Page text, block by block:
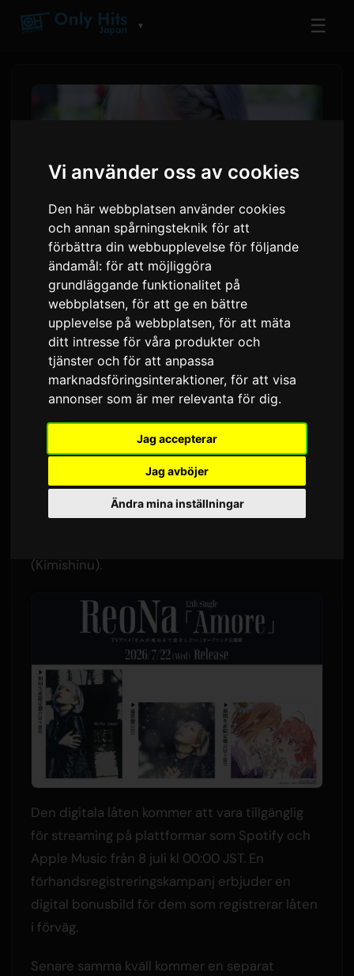
Vi använder oss av cookies
Den här webbplatsen använder cookies
och annan spårningsteknik för att
förbättra din webbupplevelse för följande
ändamål:för att möjliggöra
grundläggande funktionalitet på
webbplatsen,för att ge en bättre
upplevelse på webbplatsen,för att mäta
ditt intresse för våra produkter och
tjänster och för att anpassa
marknadsföringsinteraktioner,för att visa
annonser som är mer relevanta för dig.
Jag accepterar
Jag avböjer
Ändra mina inställningar
▼ ☰
ReoNa tillkännager
musikvideopremiär för
'Amore' från animen
'Kimishinu'
AvSam 8 juli 2026
Översatt från engelska
1,812 visningar
ReoNas musikvideo för hennes nya singel
'Amore' kommer att ha premiär på YouTube den
8 juli kl 21:00 JST. Låten är öppningstemat för
(Kimishinu).
Den digitala låten kommer att vara tillgänglig
för streaming på plattformar som Spotify och
Apple Music från 8 juli kl 00:00 JST. En
förhandsregistreringskampanj erbjuder en
digital bonusbild för dem som registrerar låten
i förväg.
Senare samma kväll kommer en separat